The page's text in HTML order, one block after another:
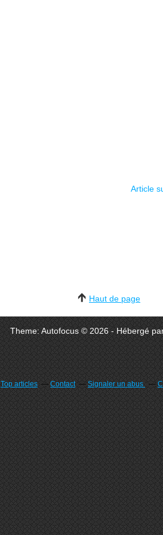
Article
Haut de page
Theme: Autofocus © 2026 - Hébergé
Top articles Contact Signaler un abus